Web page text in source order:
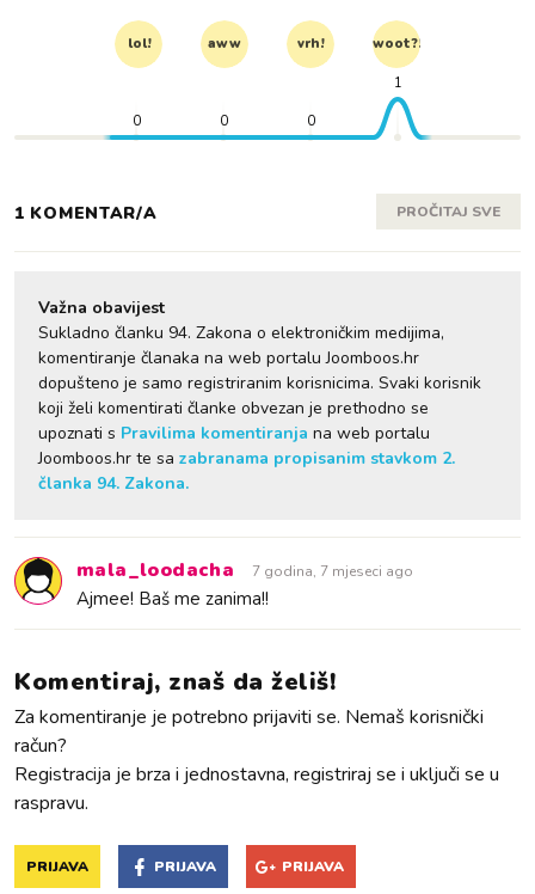
lol! aww vrh! woot?!
0 0 0
1
1 KOMENTAR/A PROČITAJ SVE
Važna obavijest
Sukladno članku 94. Zakona o elektroničkim medijima,
komentiranje članaka na web portalu Joomboos.hr
dopušteno je samo registriranim korisnicima. Svaki korisnik
koji želi komentirati članke obvezan je prethodno se
upoznati s Pravilima komentiranja na web portalu
Joomboos.hr te sa zabranama propisanim stavkom 2.
članka 94. Zakona.
mala_loodacha 7 godina, 7 mjeseci ago
Ajmee! Baš me zanima!!
Komentiraj, znaš da želiš!
Za komentiranje je potrebno prijaviti se. Nemaš korisnički
račun?
Registracija je brza i jednostavna, registriraj se i uključi se u
raspravu.
PRIJAVA PRIJAVA PRIJAVA